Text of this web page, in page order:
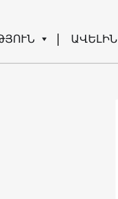
ԱՎԵԼԻՆ